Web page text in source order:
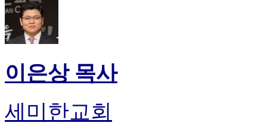
이은상 목사
세미한교회